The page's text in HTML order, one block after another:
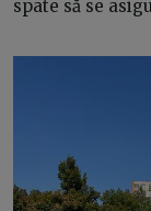
spate să se